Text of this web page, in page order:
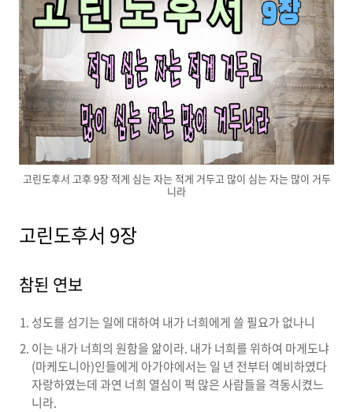
고린도후서 고후 9장 적게 심는 자는 적게 거두고 많이 심는 자는 많이 거두
니라
고린도후서 9장
참된 연보
성도를 섬기는 일에 대하여 내가 너희에게 쓸 필요가 없나니
이는 내가 너희의 원함을 앎이라. 내가 너희를 위하여 마게도냐
(마케도니아)인들에게 아가야에서는 일 년 전부터 예비하였다
자랑하였는데 과연 너희 열심이 퍽 많은 사람들을 격동시켰느
니라.